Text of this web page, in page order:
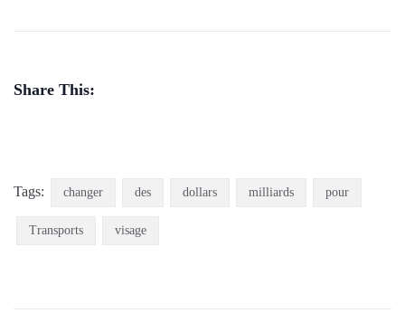
Share This:
Tags: changer des dollars milliards pour
Transports visage